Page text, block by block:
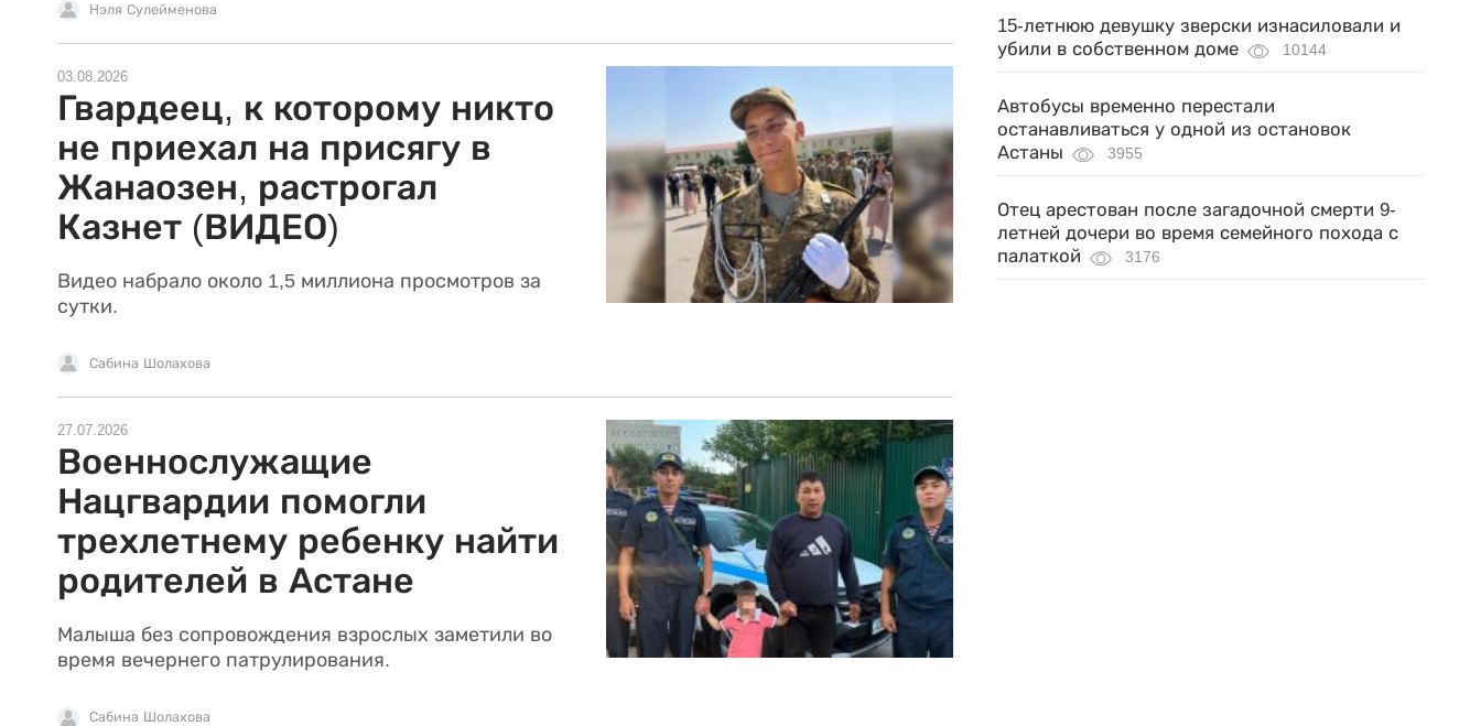
Нэля Сулейменова
03.08.2026
Гвардеец, к которому никто
не приехал на присягу в
Жанаозен, растрогал
Казнет (ВИДЕО)
Видео набрало около 1,5 миллиона просмотров за
сутки.
Сабина Шолахова
27.07.2026
Военнослужащие
Нацгвардии помогли
трехлетнему ребенку найти
родителей в Астане
Малыша без сопровождения взрослых заметили во
время вечернего патрулирования.
Сабина Шолахова
15-летнюю девушку зверски изнасиловали и
убили в собственном доме
10144
Автобусы временно перестали
останавливаться у одной из остановок
Астаны
3955
Отец арестован после загадочной смерти 9-
летней дочери во время семейного похода с
палаткой
3176